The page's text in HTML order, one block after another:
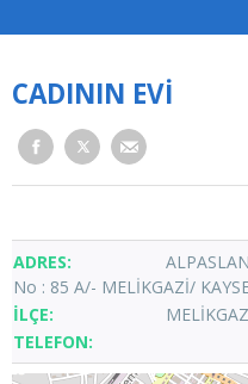
CADININ EVİ
No : 85 A/- MELİKGAZİ/